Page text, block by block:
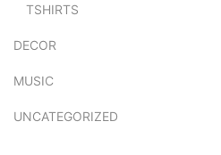
TSHIRTS
DECOR
MUSIC
UNCATEGORIZED